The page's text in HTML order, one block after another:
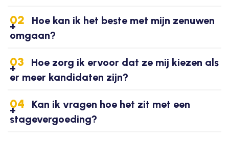
02
Hoe kan ik het beste met mijn zenuwen
omgaan?
03
Hoe zorg ik ervoor dat ze mij kiezen als
er meer kandidaten zijn?
04
Kan ik vragen hoe het zit met een
stagevergoeding?